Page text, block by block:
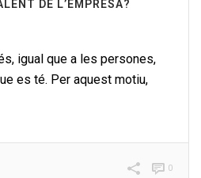
DE L’EMPRESA?
igual que a les persones,
es té. Per aquest motiu,
0